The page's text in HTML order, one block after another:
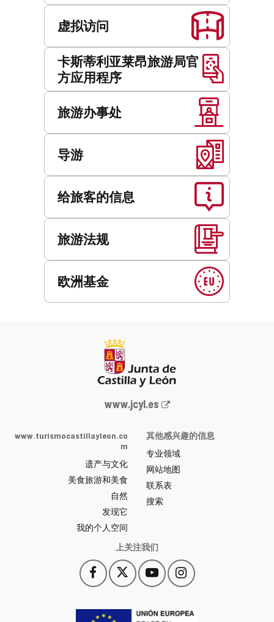
虚拟访问
卡斯蒂利亚莱昂旅游局官
方应用程序
旅游办事处
导游
给旅客的信息
旅游法规
欧洲基金
Junta
y
León
网
站
门
户
-
www.jcyl.es
www.turismocastillayleon.co
m
遗产与文化
美食旅游和美食
自然
发现它
我的个人空间
其他感兴趣的信息
专业领域
网站地图
联系表
搜索
上关注我们
Facebook
此
链
会
此
链
YouTube
此
链
会
Instagram
此
链
会